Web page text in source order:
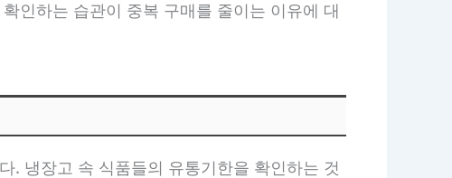
인하는 습관이 중복 구매를 줄이는 이유에 대
. 냉장고 속 식품들의 유통기한을 확인하는 것